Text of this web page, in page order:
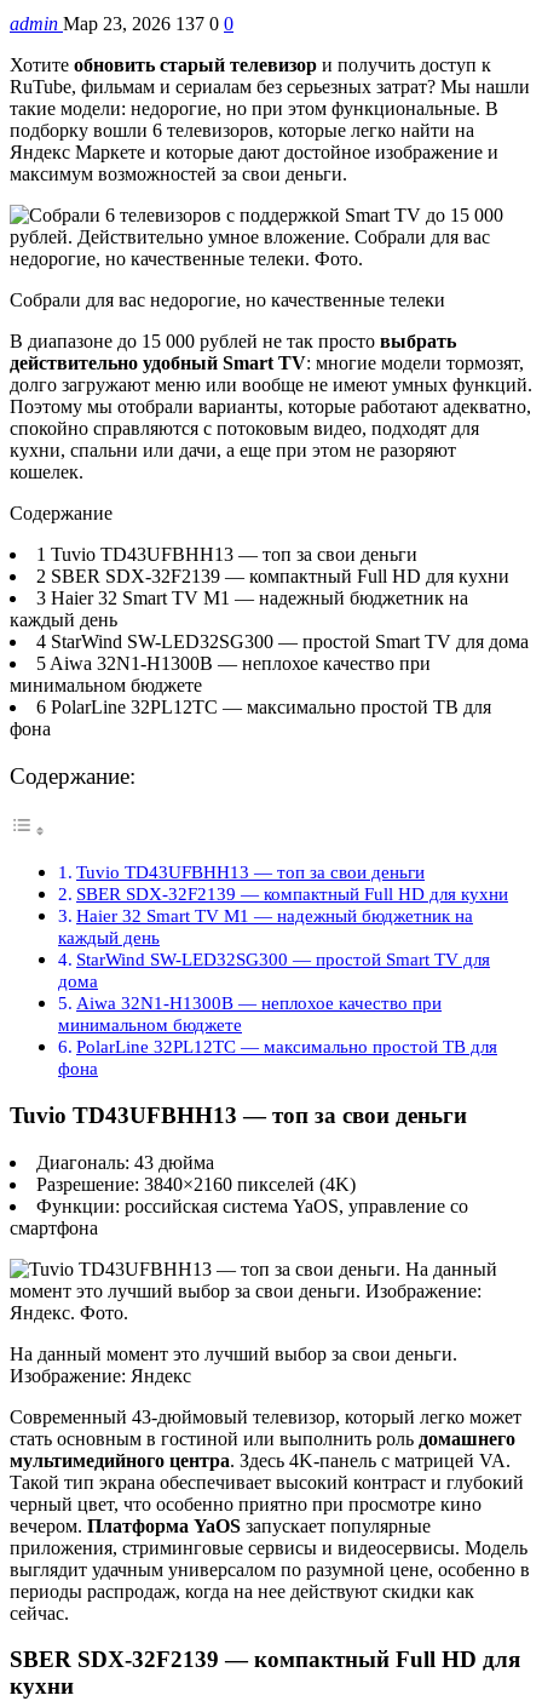
admin Мар 23, 2026 137 0 0
Хотите обновить старый телевизор и получить доступ к
RuTube, фильмам и сериалам без серьезных затрат? Мы нашли
такие модели: недорогие, но при этом функциональные. В
подборку вошли 6 телевизоров, которые легко найти на
Яндекс Маркете и которые дают достойное изображение и
максимум возможностей за свои деньги.
Собрали для вас недорогие, но качественные телеки
В диапазоне до 15 000 рублей не так просто выбрать
действительно удобный Smart TV: многие модели тормозят,
долго загружают меню или вообще не имеют умных функций.
Поэтому мы отобрали варианты, которые работают адекватно,
спокойно справляются с потоковым видео, подходят для
кухни, спальни или дачи, а еще при этом не разоряют
кошелек.
Содержание
1 Tuvio TD43UFBHH13 — топ за свои деньги
2 SBER SDX-32F2139 — компактный Full HD для кухни
3 Haier 32 Smart TV M1 — надежный бюджетник на
каждый день
4 StarWind SW-LED32SG300 — простой Smart TV для дома
5 Aiwa 32N1-H1300B — неплохое качество при
минимальном бюджете
6 PolarLine 32PL12TC — максимально простой ТВ для
фона
Содержание:
Tuvio TD43UFBHH13 — топ за свои деньги
SBER SDX-32F2139 — компактный Full HD для кухни
Haier 32 Smart TV M1 — надежный бюджетник на
каждый день
StarWind SW-LED32SG300 — простой Smart TV для
дома
Aiwa 32N1-H1300B — неплохое качество при
минимальном бюджете
PolarLine 32PL12TC — максимально простой ТВ для
фона
Tuvio TD43UFBHH13 — топ за свои деньги
Диагональ: 43 дюйма
Разрешение: 3840×2160 пикселей (4K)
Функции: российская система YaOS, управление со
смартфона
На данный момент это лучший выбор за свои деньги.
Изображение: Яндекс
Современный 43-дюймовый телевизор, который легко может
стать основным в гостиной или выполнить роль домашнего
мультимедийного центра. Здесь 4K-панель с матрицей VA.
Такой тип экрана обеспечивает высокий контраст и глубокий
черный цвет, что особенно приятно при просмотре кино
вечером. Платформа YaOS запускает популярные
приложения, стриминговые сервисы и видеосервисы. Модель
выглядит удачным универсалом по разумной цене, особенно в
периоды распродаж, когда на нее действуют скидки как
сейчас.
SBER SDX-32F2139 — компактный Full HD для
кухни